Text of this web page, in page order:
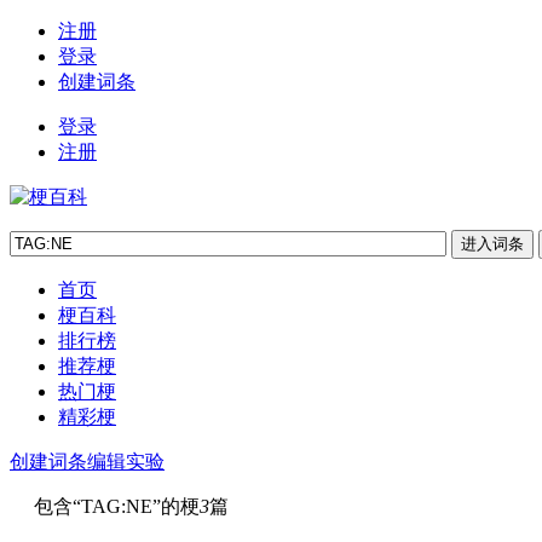
注册
登录
创建词条
登录
注册
首页
梗百科
排行榜
推荐梗
热门梗
精彩梗
创建词条编辑实验
包含“TAG:NE”的梗3篇